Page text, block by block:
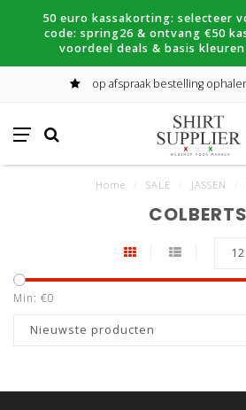
50 euro kassakorting: selecteer
code: spring26 & ontvang €50
voordeel deals & basis
op afspraak bestelling
Home SALE JASSEN
COLBERTS
12
Min: €0
Nieuwste producten